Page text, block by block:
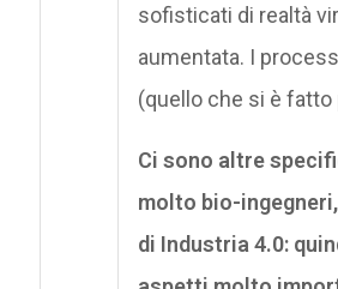
sofisticati di realtà
aumentata. I
(quello che si è fatto
Ci sono altre
molto bio-
di Industria 4.0: